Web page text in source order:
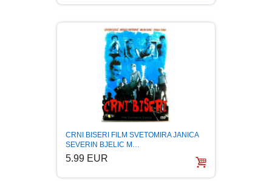
MITOLOGIJA
MUZIKA
NAUČNA FANTASTIKA
NAUKA
CRNI BISERI FILM SVETOMIRA JANICA
SEVERIN BJELIC M…
5.99 EUR